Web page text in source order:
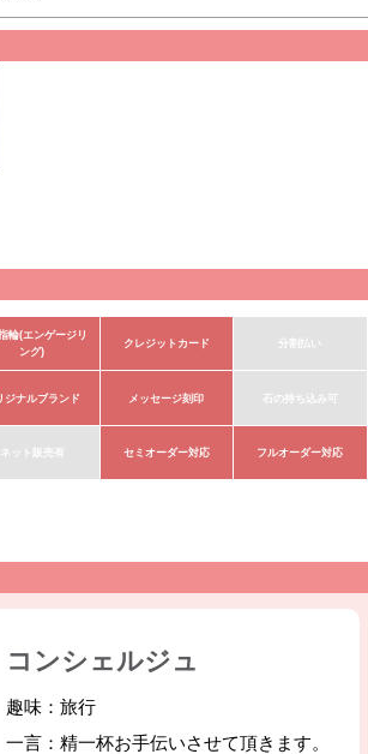
輪(エンゲージリ
ング)
クレジットカード 分割払い
ジナルブランド メッセージ刻印 石の持ち込み可
ネット販売有 セミオーダー対応 フルオーダー対応
コンシェルジュ
趣味：旅行
一言：精一杯お手伝いさせて頂きます。